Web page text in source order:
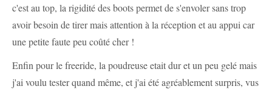
c'est au top, la rigidité des boots permet de s'envoler sans trop
avoir besoin de tirer mais attention à la réception et au appui car
une petite faute peu coûté cher !
Enfin pour le freeride, la poudreuse etait dur et un peu gelé mais
j'ai voulu tester quand même, et j'ai été agréablement surpris, vus